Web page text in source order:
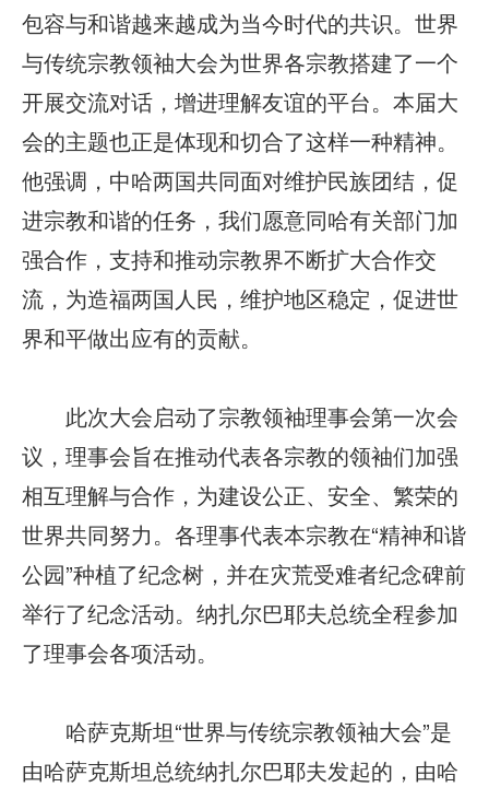
包容与和谐越来越成为当今时代的共识。世界
与传统宗教领袖大会为世界各宗教搭建了一个
开展交流对话，增进理解友谊的平台。本届大
会的主题也正是体现和切合了这样一种精神。
他强调，中哈两国共同面对维护民族团结，促
进宗教和谐的任务，我们愿意同哈有关部门加
强合作，支持和推动宗教界不断扩大合作交
流，为造福两国人民，维护地区稳定，促进世
界和平做出应有的贡献。
此次大会启动了宗教领袖理事会第一次会
议，理事会旨在推动代表各宗教的领袖们加强
相互理解与合作，为建设公正、安全、繁荣的
世界共同努力。各理事代表本宗教在“精神和谐
公园”种植了纪念树，并在灾荒受难者纪念碑前
举行了纪念活动。纳扎尔巴耶夫总统全程参加
了理事会各项活动。
哈萨克斯坦“世界与传统宗教领袖大会”是
由哈萨克斯坦总统纳扎尔巴耶夫发起的，由哈